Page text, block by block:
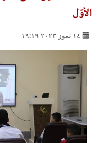
الأوّل
١٤ تموز ٢٠٢٣ ١٩:١٩